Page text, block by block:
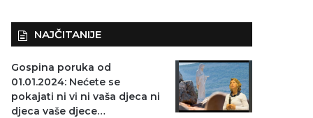
NAJČITANIJE
Gospina poruka od
01.01.2024: Nećete se
pokajati ni vi ni vaša djeca ni
djeca vaše djece…